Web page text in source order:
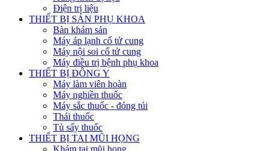
Điện trị liệu
THIẾT BỊ SẢN PHỤ KHOA
Bàn khám sản
Máy áp lạnh cổ tử cung
Máy nội soi cổ tử cung
Máy điều trị bệnh phụ khoa
THIẾT BỊ ĐÔNG Y
Máy làm viên hoàn
Máy nghiền thuốc
Máy sắc thuốc - đóng túi
Thái thuốc
Tủ sấy thuốc
THIẾT BỊ TAI MŨI HỌNG
Khám tai mũi họng